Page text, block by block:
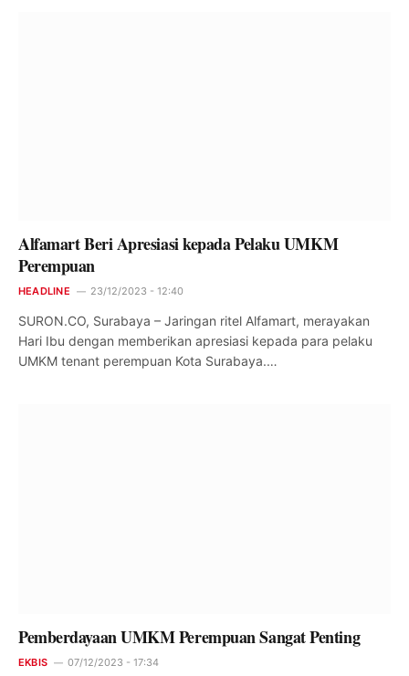
Alfamart Beri Apresiasi kepada Pelaku UMKM
Perempuan
HEADLINE 23/12/2023 - 12:40
SURON.CO, Surabaya – Jaringan ritel Alfamart, merayakan
Hari Ibu dengan memberikan apresiasi kepada para pelaku
UMKM tenant perempuan Kota Surabaya.…
Pemberdayaan UMKM Perempuan Sangat Penting
EKBIS 07/12/2023 - 17:34